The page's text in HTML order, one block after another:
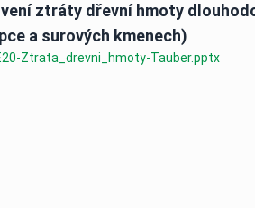
ztráty dřevní hmoty
a surových kmenech)
Ztrata_drevni_hmoty-Tauber.pptx
pro